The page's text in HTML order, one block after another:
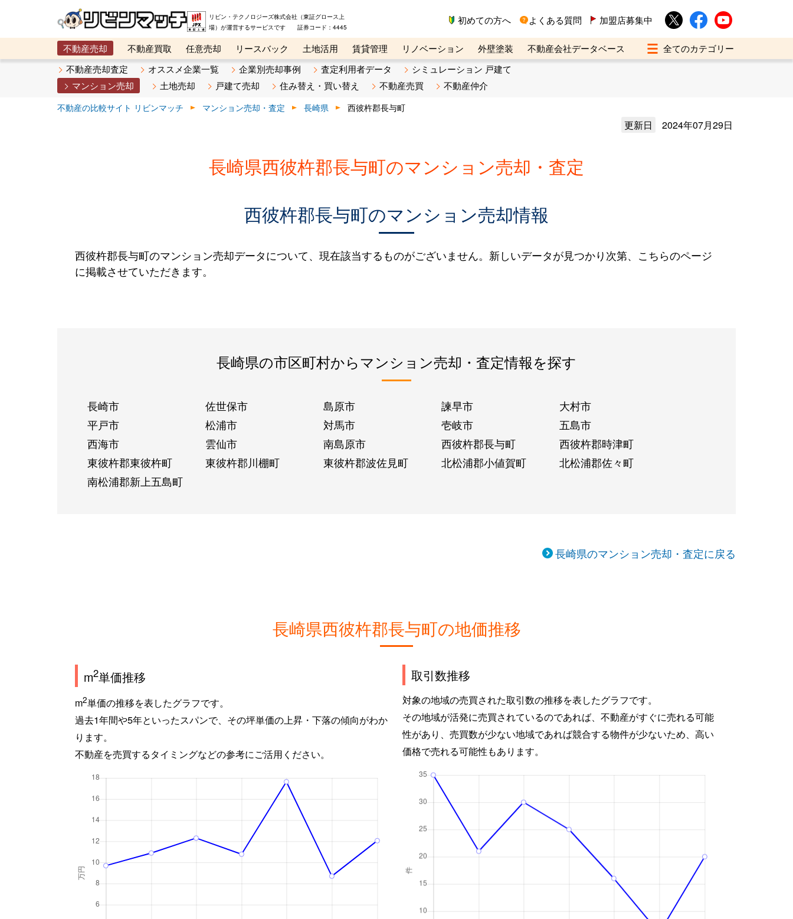
リビン・テクノロジーズ株式会社（東証グロース上
場）が運営するサービスです 証券コード：4445
初めての方へ よくある質問 加盟店募集中
不動産売却 不動産買取 任意売却 リースバック 土地活用 賃貸管理 リノベーション 外壁塗装
不動産会社データベース
メタ住宅展示場
ベスト不動産カンパニー オンライン講座 リビンマガジンBiz 不動産売却ご相談デスク
不動産売却査定 オススメ企業一覧 企業別売却事例 査定利用者データ
シミュレーション 戸建て
マンション売却
土地売却 戸建て売却 住み替え・買い替え 不動産売買 不動産仲介
不動産の比較サイト リビンマッチ マンション売却・査定 長崎県 西彼杵郡長与町
更新日 2024年07月29日
長崎県西彼杵郡長与町のマンション売却・査定
西彼杵郡長与町のマンション売却情報
西彼杵郡長与町のマンション売却データについて、現在該当するものがございません。新しいデータが見つかり次第、こちらのページ
に掲載させていただきます。
長崎県の市区町村からマンション売却・査定情報を探す
長崎市 佐世保市 島原市 諫早市
大村市
平戸市
松浦市 対馬市 壱岐市
五島市
西海市
雲仙市 南島原市 西彼杵郡長与町
西彼杵郡時津町
東彼杵郡東彼杵町
東彼杵郡川棚町 東彼杵郡波佐見町 北松浦郡小値賀町
北松浦郡佐々町
南松浦郡新上五島町
長崎県のマンション売却・査定に戻る
長崎県西彼杵郡長与町の地価推移
m2単価推移
m2単価の推移を表したグラフです。
過去1年間や5年といったスパンで、その坪単価の上昇・下落の傾向がわか
ります。
不動産を売買するタイミングなどの参考にご活用ください。
取引数推移
対象の地域の売買された取引数の推移を表したグラフです。
その地域が活発に売買されているのであれば、不動産がすぐに売れる可能
性があり、売買数が少ない地域であれば競合する物件が少ないため、高い
価格で売れる可能性もあります。